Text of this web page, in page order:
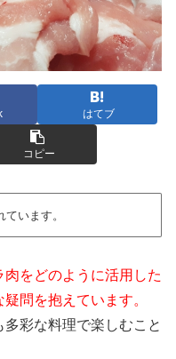
はてブ
コピー
います。
肉をどのように活用した
問を抱えています。
彩な料理で楽しむこと